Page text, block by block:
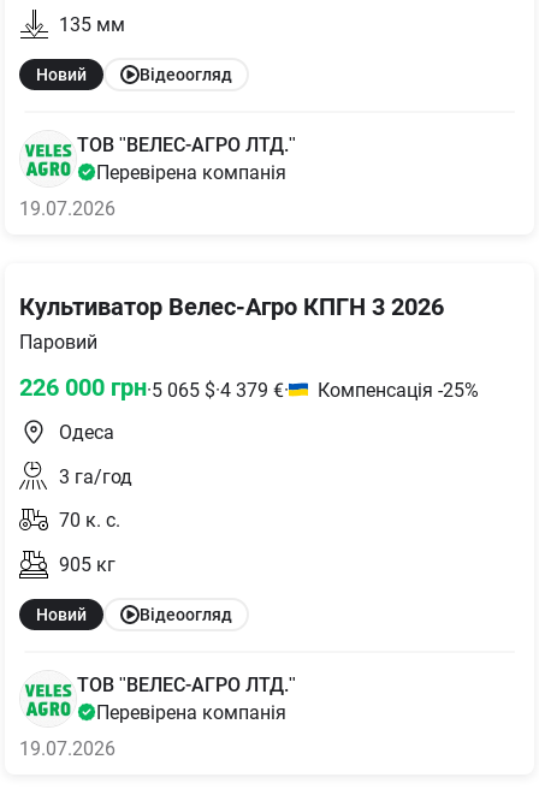
135 мм
Новий Відеоогляд
ТОВ "ВЕЛЕС-АГРО ЛТД."
Перевірена компанія
19.07.2026
Культиватор Велес-Агро КПГН 3 2026
Паровий
226 000 грн·5 065 $·4 379 €·
Компенсація -25%
Одеса
3 га/год
70 к. с.
905 кг
Новий Відеоогляд
ТОВ "ВЕЛЕС-АГРО ЛТД."
Перевірена компанія
19.07.2026